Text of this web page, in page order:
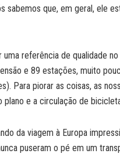
sabemos que, em geral, ele
referência de qualidade
e 89 estações, muito
Para piorar as coisas, as
plano e a circulação de
da viagem à Europa
puseram o pé em um